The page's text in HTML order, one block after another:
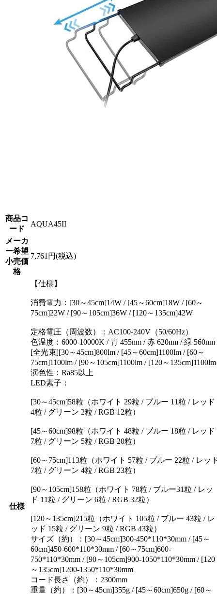
商品コ
ード
AQUA45II
メーカ
ー希望
小売価
格
7,761円(税込)
仕様
【仕様】
消費電力：[30～45cm]14W / [45～60cm]18W / [60～
75cm]22W / [90～105cm]36W / [120～135cm]42W
定格電圧（周波数）：AC100-240V（50/60Hz）
色温度：6000-10000K / 青 455nm / 赤 620nm / 緑 560nm
[全光束][30～45cm]800lm / [45～60cm]1100lm / [60～
75cm]1100lm / [90～105cm]1100lm / [120～135cm]1100lm
演色性：Ra85以上
LED素子：
[30～45cm]58粒（ホワイト 29粒 / ブルー 11粒 / レッド
4粒 / グリーン 2粒 / RGB 12粒）
[45～60cm]98粒（ホワイト 48粒 / ブルー 18粒 / レッド
7粒 / グリーン 5粒 / RGB 20粒）
[60～75cm]113粒（ホワイト 57粒 / ブルー 22粒 / レッ
7粒 / グリーン 4粒 / RGB 23粒）
[90～105cm]158粒（ホワイト 78粒 / ブルー31粒 / レッ
ド 11粒 / グリーン 6粒 / RGB 32粒）
[120～135cm]215粒（ホワイト 105粒 / ブルー 43粒 / レ
ッド 15粒 / グリーン 9粒 / RGB 43粒）
サイズ（約）：[30～45cm]300-450*110*30mm / [45～
60cm]450-600*110*30mm / [60～75cm]600-
750*110*30mm / [90～105cm]900-1050*110*30mm / [120
～135cm]1200-1350*110*30mm
コード長さ（約）：2300mm
重量（約）：[30～45cm]355g / [45～60cm]650g / [60～